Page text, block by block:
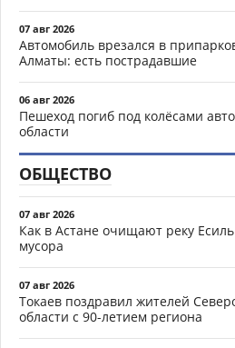
07 авг 2026
Автомобиль врезался в
Алматы: есть пострадавшие
06 авг 2026
Пешеход погиб под колёсами
области
ОБЩЕСТВО
07 авг 2026
Как в Астане очищают реку
мусора
07 авг 2026
Токаев поздравил жителей
области с 90-летием региона